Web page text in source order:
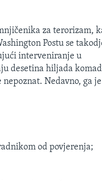
za terorizam,
Postu se
interveniranje u
desetina hiljada
nepoznat. Nedavno, ga je
od povjerenja;